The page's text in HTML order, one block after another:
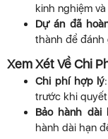
kinh nghiệm
Dự án đã
thành để đánh
Xem Xét Về Chi
Chi phí hợp lý
trước khi
Bảo hành dài
hành dài hạn